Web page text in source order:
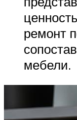
ремонт
мебели.